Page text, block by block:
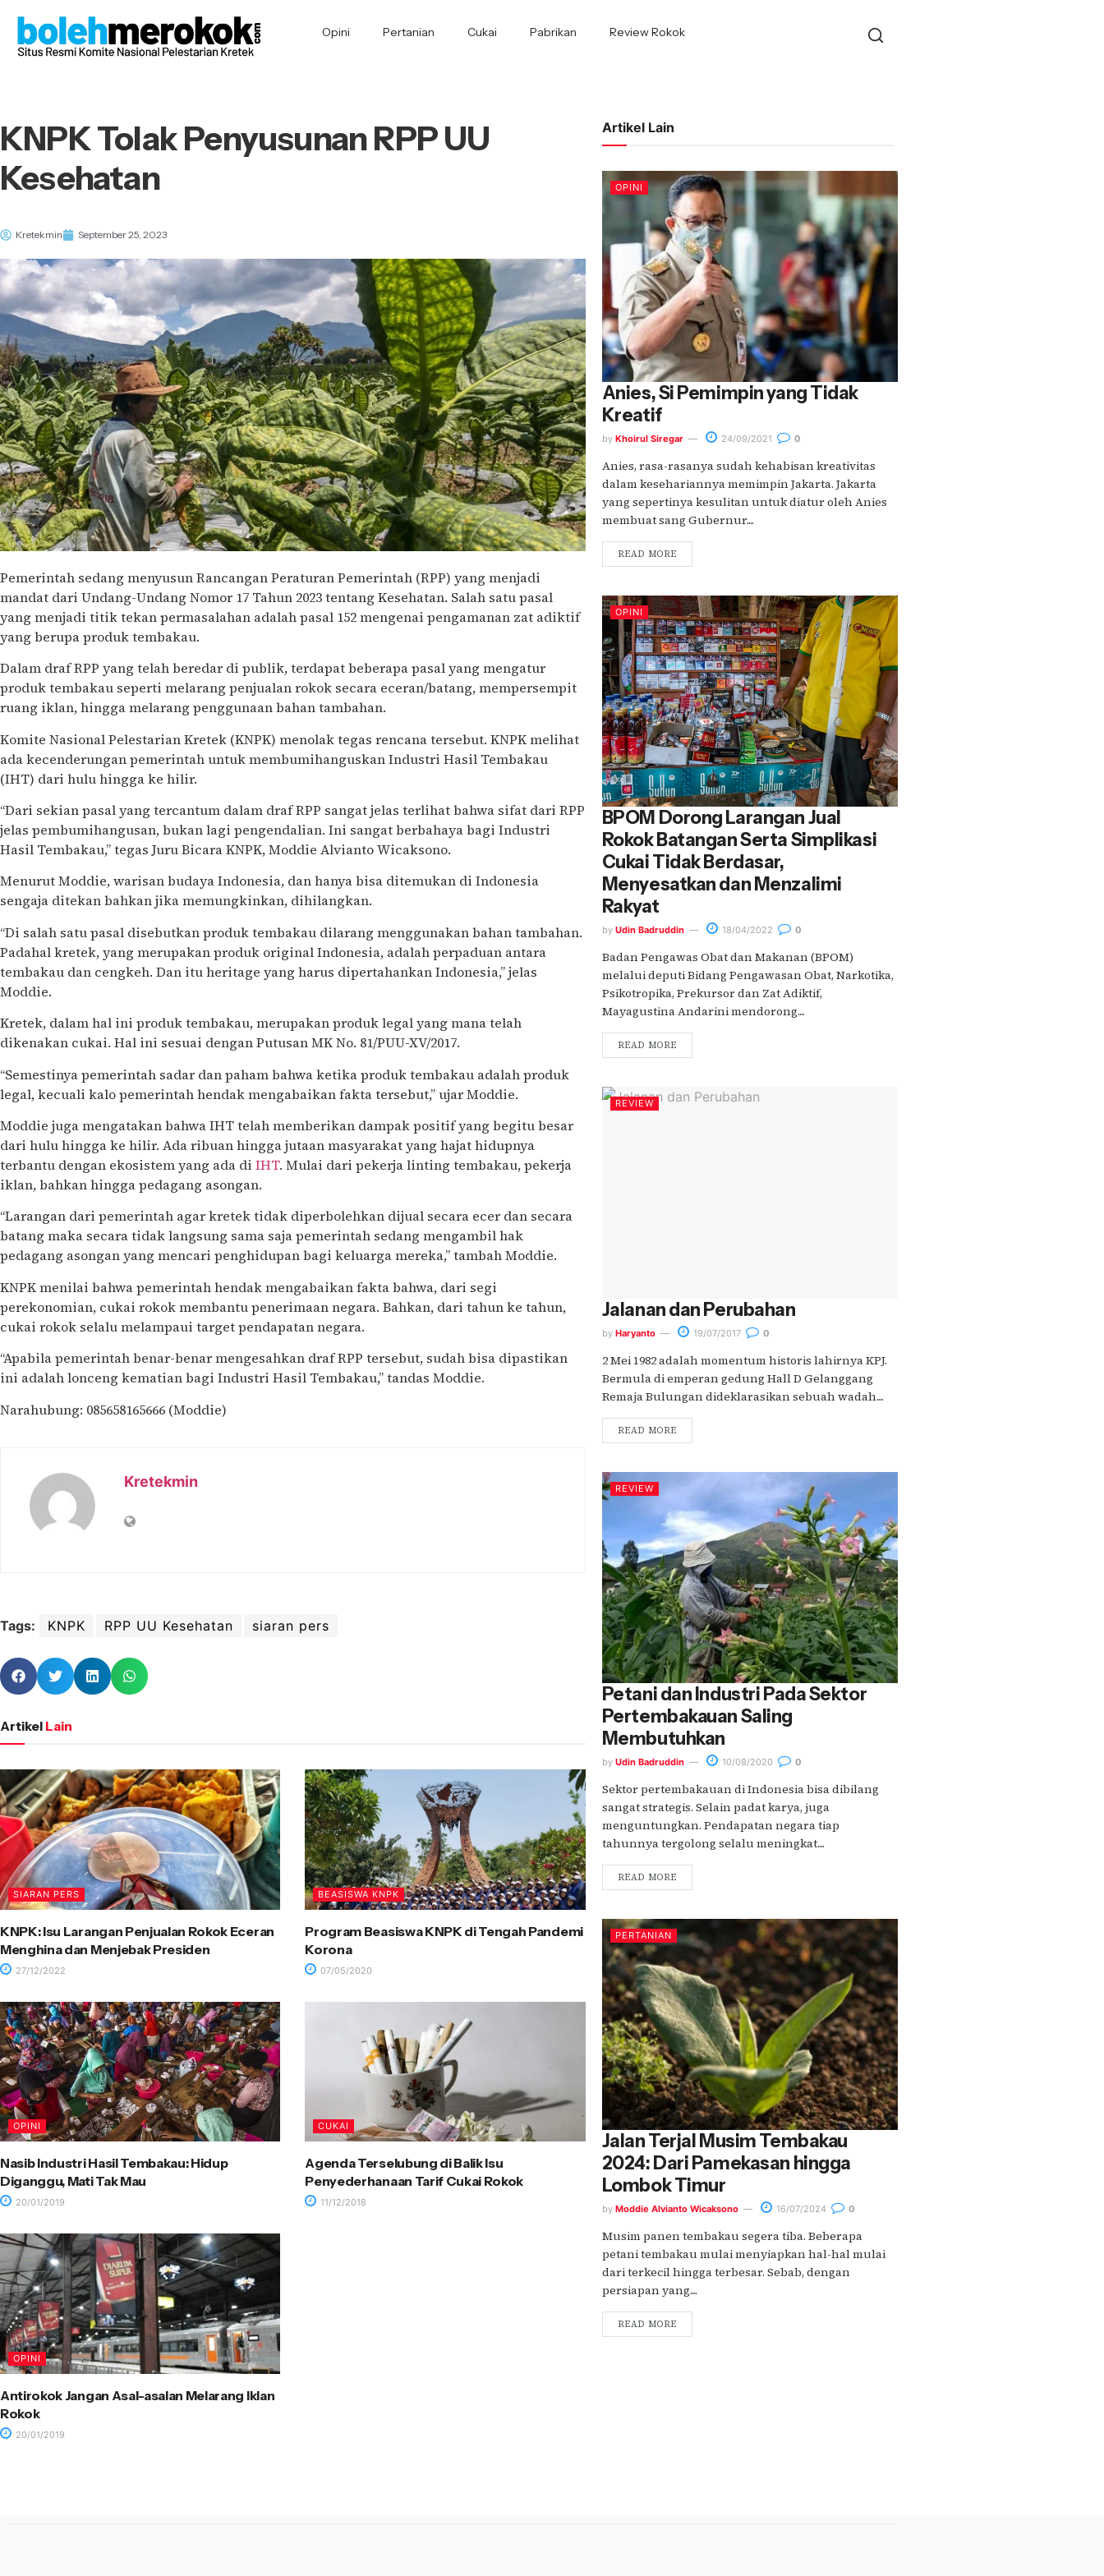
Opini Pertanian Cukai Pabrikan Review Rokok
KNPK Tolak Penyusunan RPP UU
Kesehatan
Kretekmin September 25, 2023
Pemerintah sedang menyusun Rancangan Peraturan Pemerintah (RPP) yang menjadi
mandat dari Undang-Undang Nomor 17 Tahun 2023 tentang Kesehatan. Salah satu pasal
yang menjadi titik tekan permasalahan adalah pasal 152 mengenai pengamanan zat adiktif
yang berupa produk tembakau.
Dalam draf RPP yang telah beredar di publik, terdapat beberapa pasal yang mengatur
produk tembakau seperti melarang penjualan rokok secara eceran/batang, mempersempit
ruang iklan, hingga melarang penggunaan bahan tambahan.
Komite Nasional Pelestarian Kretek (KNPK) menolak tegas rencana tersebut. KNPK melihat
ada kecenderungan pemerintah untuk membumihanguskan Industri Hasil Tembakau
(IHT) dari hulu hingga ke hilir.
“Dari sekian pasal yang tercantum dalam draf RPP sangat jelas terlihat bahwa sifat dari RPP
jelas pembumihangusan, bukan lagi pengendalian. Ini sangat berbahaya bagi Industri
Hasil Tembakau,” tegas Juru Bicara KNPK, Moddie Alvianto Wicaksono.
Menurut Moddie, warisan budaya Indonesia, dan hanya bisa ditemukan di Indonesia
sengaja ditekan bahkan jika memungkinkan, dihilangkan.
“Di salah satu pasal disebutkan produk tembakau dilarang menggunakan bahan tambahan.
Padahal kretek, yang merupakan produk original Indonesia, adalah perpaduan antara
tembakau dan cengkeh. Dan itu heritage yang harus dipertahankan Indonesia,” jelas
Moddie.
Kretek, dalam hal ini produk tembakau, merupakan produk legal yang mana telah
dikenakan cukai. Hal ini sesuai dengan Putusan MK No. 81/PUU-XV/2017.
“Semestinya pemerintah sadar dan paham bahwa ketika produk tembakau adalah produk
legal, kecuali kalo pemerintah hendak mengabaikan fakta tersebut,” ujar Moddie.
Moddie juga mengatakan bahwa IHT telah memberikan dampak positif yang begitu besar
dari hulu hingga ke hilir. Ada ribuan hingga jutaan masyarakat yang hajat hidupnya
terbantu dengan ekosistem yang ada di IHT. Mulai dari pekerja linting tembakau, pekerja
iklan, bahkan hingga pedagang asongan.
“Larangan dari pemerintah agar kretek tidak diperbolehkan dijual secara ecer dan secara
batang maka secara tidak langsung sama saja pemerintah sedang mengambil hak
pedagang asongan yang mencari penghidupan bagi keluarga mereka,” tambah Moddie.
KNPK menilai bahwa pemerintah hendak mengabaikan fakta bahwa, dari segi
perekonomian, cukai rokok membantu penerimaan negara. Bahkan, dari tahun ke tahun,
cukai rokok selalu melampaui target pendapatan negara.
“Apabila pemerintah benar-benar mengesahkan draf RPP tersebut, sudah bisa dipastikan
ini adalah lonceng kematian bagi Industri Hasil Tembakau,” tandas Moddie.
Narahubung: 085658165666 (Moddie)
Kretekmin
Tags: KNPK RPP UU Kesehatan siaran pers
Artikel Lain
SIARAN PERS
KNPK: Isu Larangan Penjualan Rokok Eceran
Menghina dan Menjebak Presiden
27/12/2022
BEASISWA KNPK
Program Beasiswa KNPK di Tengah Pandemi
Korona
07/05/2020
OPINI
Nasib Industri Hasil Tembakau: Hidup
Diganggu, Mati Tak Mau
20/01/2019
CUKAI
Agenda Terselubung di Balik Isu
Penyederhanaan Tarif Cukai Rokok
11/12/2018
OPINI
Antirokok Jangan Asal-asalan Melarang Iklan
Rokok
20/01/2019
Artikel Lain
OPINI
Anies, Si Pemimpin yang Tidak
Kreatif
by Khoirul Siregar 24/09/2021 0
Anies, rasa-rasanya sudah kehabisan kreativitas
dalam kesehariannya memimpin Jakarta. Jakarta
yang sepertinya kesulitan untuk diatur oleh Anies
membuat sang Gubernur....
READ MORE
OPINI
BPOM Dorong Larangan Jual
Rokok Batangan Serta Simplikasi
Cukai Tidak Berdasar,
Menyesatkan dan Menzalimi
Rakyat
by Udin Badruddin 18/04/2022 0
Badan Pengawas Obat dan Makanan (BPOM)
melalui deputi Bidang Pengawasan Obat, Narkotika,
Psikotropika, Prekursor dan Zat Adiktif,
Mayagustina Andarini mendorong....
READ MORE
REVIEW
Jalanan dan Perubahan
by Haryanto 19/07/2017 0
2 Mei 1982 adalah momentum historis lahirnya KPJ.
Bermula di emperan gedung Hall D Gelanggang
Remaja Bulungan dideklarasikan sebuah wadah....
READ MORE
REVIEW
Petani dan Industri Pada Sektor
Pertembakauan Saling
Membutuhkan
by Udin Badruddin 10/08/2020 0
Sektor pertembakauan di Indonesia bisa dibilang
sangat strategis. Selain padat karya, juga
menguntungkan. Pendapatan negara tiap
tahunnya tergolong selalu meningkat....
READ MORE
PERTANIAN
Jalan Terjal Musim Tembakau
2024: Dari Pamekasan hingga
Lombok Timur
by Moddie Alvianto Wicaksono 16/07/2024 0
Musim panen tembakau segera tiba. Beberapa
petani tembakau mulai menyiapkan hal-hal mulai
dari terkecil hingga terbesar. Sebab, dengan
persiapan yang....
READ MORE